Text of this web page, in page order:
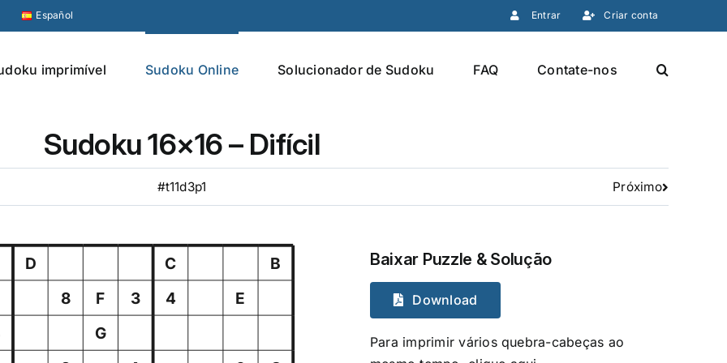
Español Entrar Criar conta
imprimível Sudoku Online Solucionador de Sudoku FAQ Contate-nos
Sudoku 16×16 – Difícil
#t11d3p1 Próximo
D C
B
8 F 3 4 E
G
Baixar Puzzle & Solução
Download
Para imprimir vários quebra-cabeças ao